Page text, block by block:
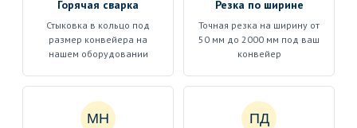
Горячая сварка
Стыковка в кольцо под
размер конвейера на
нашем оборудовании
Резка по ширине
Точная резка на ширину от
50 мм до 2000 мм под ваш
конвейер
МН ПД